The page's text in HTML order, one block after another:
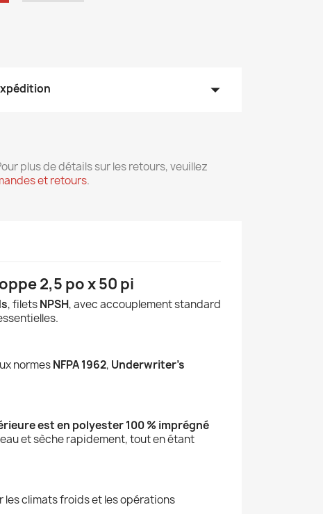
arrow_drop_down
plus de détails sur les retours, veuillez
et retours.
2,5 po x 50 pi
, filetsNPSH, avec accouplement standard
normesNFPA 1962, Underwriter's
est en polyester 100 % imprégné
et sèche rapidement, tout en étant
les climats froids et les opérations